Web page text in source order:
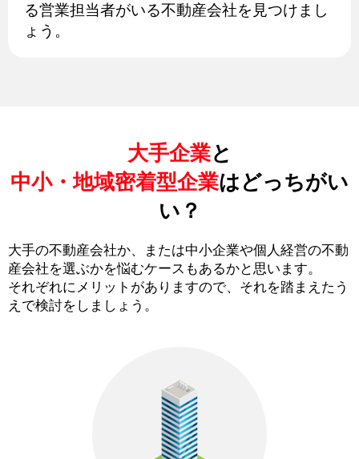
る営業担当者がいる不動産会社を見つけまし
ょう。
大手企業と
中小・地域密着型企業はどっちがい
い？
大手の不動産会社か、または中小企業や個人経営の不動
産会社を選ぶかを悩むケースもあるかと思います。
それぞれにメリットがありますので、それを踏まえたう
えで検討をしましょう。